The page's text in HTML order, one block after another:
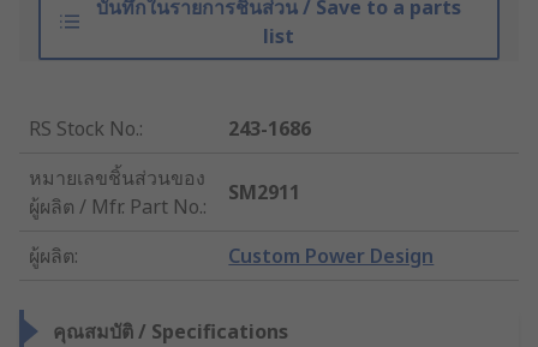
บันทึกในรายการชิ้นส่วน / Save to a parts
list
RS Stock No.:
243-1686
หมายเลขชิ้นส่วนของ
ผู้ผลิต / Mfr. Part No.:
SM2911
ผู้ผลิต: Custom Power Design
คุณสมบัติ / Specifications